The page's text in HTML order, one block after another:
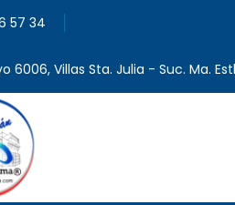
57 34
6006, Villas Sta. Julia - Suc. Ma.